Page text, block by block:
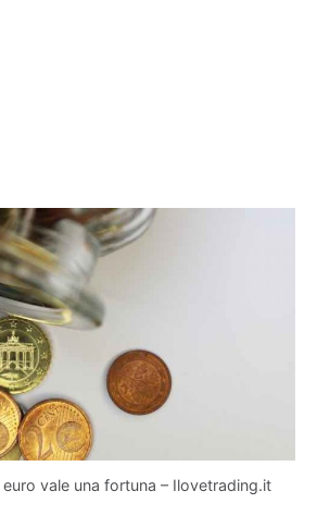
vale una fortuna – Ilovetrading.it